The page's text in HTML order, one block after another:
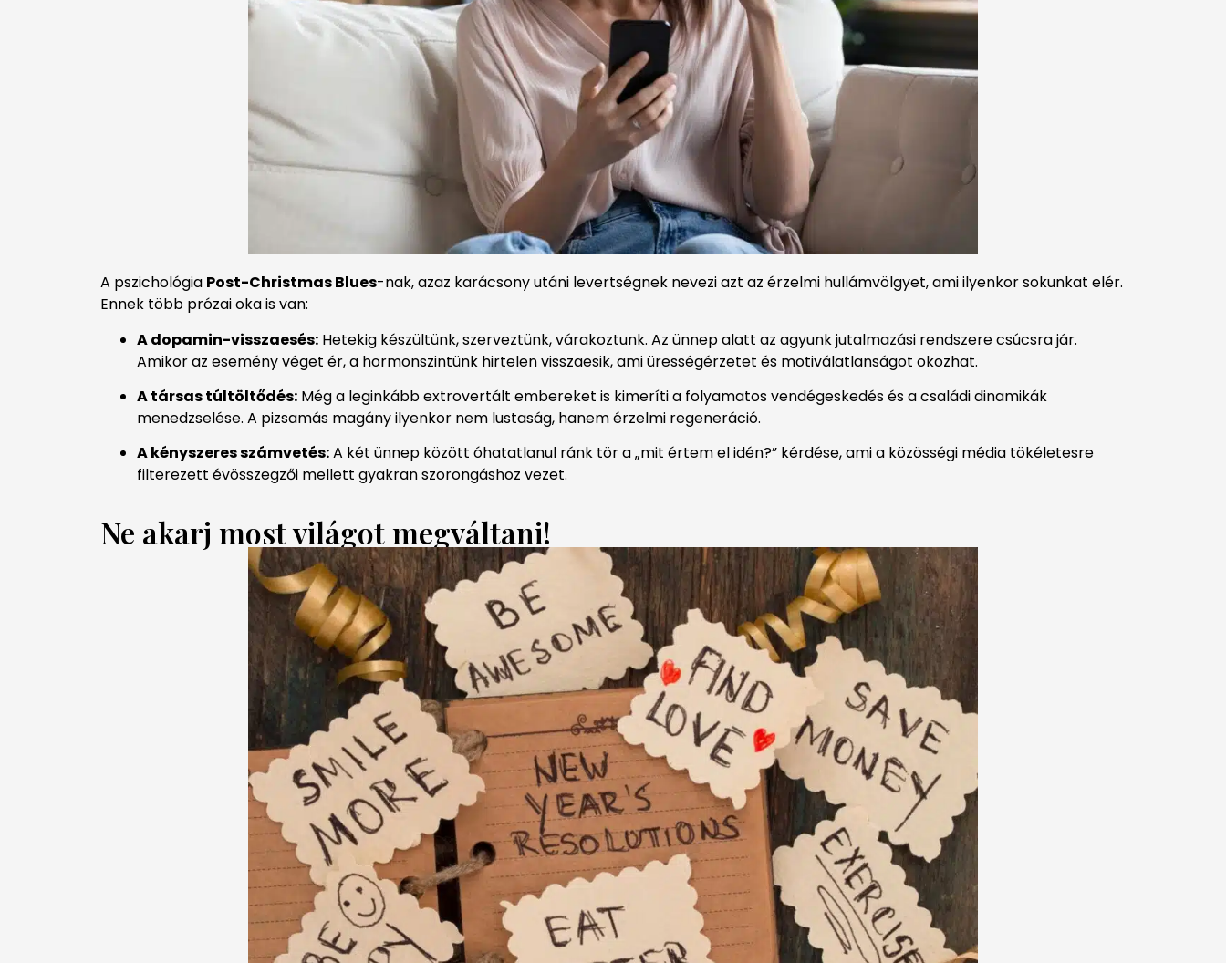
A pszichológia Post-Christmas Blues-nak, azaz karácsony utáni levertségnek nevezi azt az érzelmi hullámvölgyet, ami ilyenkor sokunkat elér.
Ennek több prózai oka is van:
A dopamin-visszaesés: Hetekig készültünk, szerveztünk, várakoztunk. Az ünnep alatt az agyunk jutalmazási rendszere csúcsra jár.
Amikor az esemény véget ér, a hormonszintünk hirtelen visszaesik, ami ürességérzetet és motiválatlanságot okozhat.
A társas túltöltődés: Még a leginkább extrovertált embereket is kimeríti a folyamatos vendégeskedés és a családi dinamikák
menedzselése. A pizsamás magány ilyenkor nem lustaság, hanem érzelmi regeneráció.
A kényszeres számvetés:A két ünnep között óhatatlanul ránk tör a „mit értem el idén?” kérdése, ami a közösségi média tökéletesre
filterezett évösszegzői mellett gyakran szorongáshoz vezet.
Ne akarj most világot megváltani!